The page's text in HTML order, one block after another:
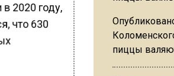
2020 году,
что 630
пиццы